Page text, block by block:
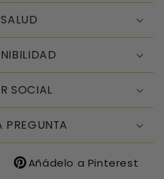
SOCIAL
PREGUNTA
Añádelo a Pinterest
Guardar